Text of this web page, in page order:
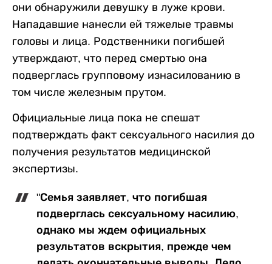
они обнаружили девушку в луже крови.
Нападавшие нанесли ей тяжелые травмы
головы и лица. Родственники погибшей
утверждают, что перед смертью она
подверглась групповому изнасилованию в
том числе железным прутом.
Официальные лица пока не спешат
подтверждать факт сексуального насилия до
получения результатов медицинской
экспертизы.
"Семья заявляет, что погибшая
подверглась сексуальному насилию,
однако мы ждем официальных
результатов вскрытия, прежде чем